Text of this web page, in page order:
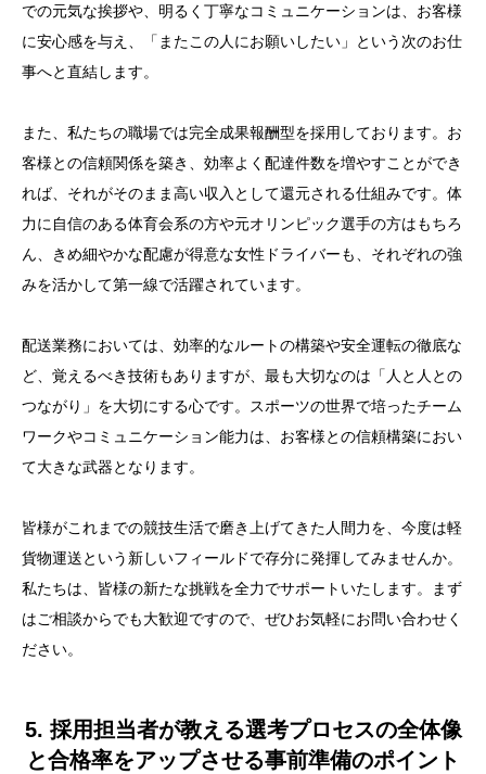
での元気な挨拶や、明るく丁寧なコミュニケーションは、お客様
に安心感を与え、「またこの人にお願いしたい」という次のお仕
事へと直結します。
また、私たちの職場では完全成果報酬型を採用しております。お
客様との信頼関係を築き、効率よく配達件数を増やすことができ
れば、それがそのまま高い収入として還元される仕組みです。体
力に自信のある体育会系の方や元オリンピック選手の方はもちろ
ん、きめ細やかな配慮が得意な女性ドライバーも、それぞれの強
みを活かして第一線で活躍されています。
配送業務においては、効率的なルートの構築や安全運転の徹底な
ど、覚えるべき技術もありますが、最も大切なのは「人と人との
つながり」を大切にする心です。スポーツの世界で培ったチーム
ワークやコミュニケーション能力は、お客様との信頼構築におい
て大きな武器となります。
皆様がこれまでの競技生活で磨き上げてきた人間力を、今度は軽
貨物運送という新しいフィールドで存分に発揮してみませんか。
私たちは、皆様の新たな挑戦を全力でサポートいたします。まず
はご相談からでも大歓迎ですので、ぜひお気軽にお問い合わせく
ださい。
5. 採用担当者が教える選考プロセスの全体像
と合格率をアップさせる事前準備のポイント